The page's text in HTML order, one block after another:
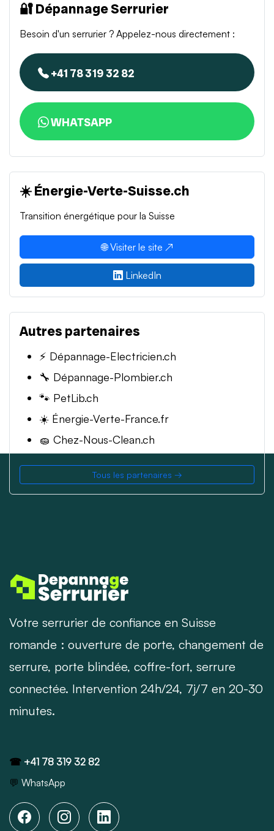
🔐 Dépannage Serrurier
Besoin d'un serrurier ? Appelez-nous directement :
+41 78 319 32 82
WHATSAPP
☀️ Énergie-Verte-Suisse.ch
Transition énergétique pour la Suisse
🌐 Visiter le site ↗
LinkedIn
Autres partenaires
⚡ Dépannage-Electricien.ch
🔧 Dépannage-Plombier.ch
🐾 PetLib.ch
☀️ Énergie-Verte-France.fr
🧽 Chez-Nous-Clean.ch
Tous les partenaires →
Votre serrurier de confiance en Suisse
romande : ouverture de porte, changement de
serrure, porte blindée, coffre-fort, serrure
connectée. Intervention 24h/24, 7j/7 en 20-30
minutes.
☎ +41 78 319 32 82
💬 WhatsApp